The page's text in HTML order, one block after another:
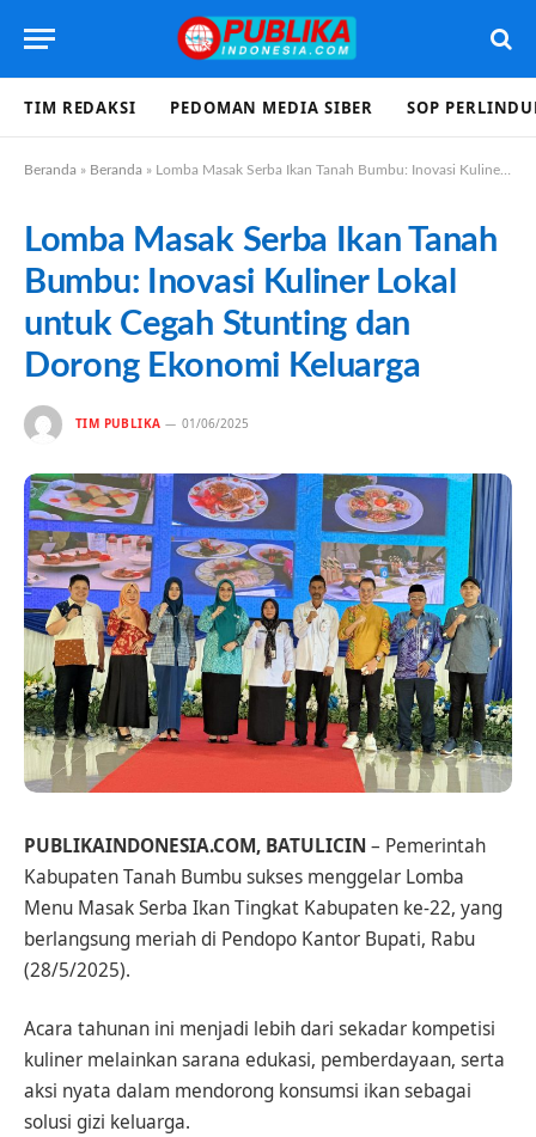
TIM REDAKSI PEDOMAN MEDIA SIBER SOP
Beranda » Beranda » Lomba Masak Serba Ikan Tanah Bumbu: Inovasi Kuliner Lokal untuk Cegah Stunting dan Dorong Ekonomi Keluarga
Lomba Masak Serba Ikan Tanah
Bumbu: Inovasi Kuliner Lokal
untuk Cegah Stunting dan
Dorong Ekonomi Keluarga
TIM PUBLIKA 01/06/2025
PUBLIKAINDONESIA.COM, BATULICIN – Pemerintah
Kabupaten Tanah Bumbu sukses menggelar Lomba
Menu Masak Serba Ikan Tingkat Kabupaten ke-22, yang
berlangsung meriah di Pendopo Kantor Bupati, Rabu
(28/5/2025).
Acara tahunan ini menjadi lebih dari sekadar kompetisi
kuliner melainkan sarana edukasi, pemberdayaan, serta
aksi nyata dalam mendorong konsumsi ikan sebagai
solusi gizi keluarga.